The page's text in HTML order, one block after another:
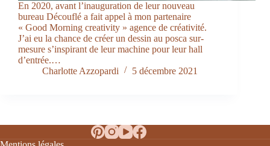
En 2020, avant l’inauguration de leur nouveau
bureau Découflé a fait appel à mon partenaire
« Good Morning creativity » agence de créativité.
J’ai eu la chance de créer un dessin au posca sur-
mesure s’inspirant de leur machine pour leur hall
d’entrée.…
Charlotte Azzopardi
5 décembre 2021